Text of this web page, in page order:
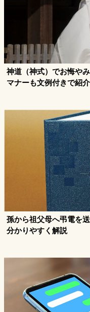
神道（神式）でお悔や
マナーも文例付きで紹介
孫から祖父母へ弔電を
分かりやすく解説